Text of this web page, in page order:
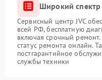
Широкий спектр
Сервисный центр JVC
всей РФ, бесплатную
включая срочный
статус ремонта онлайн.
постгарантийное
службы техники